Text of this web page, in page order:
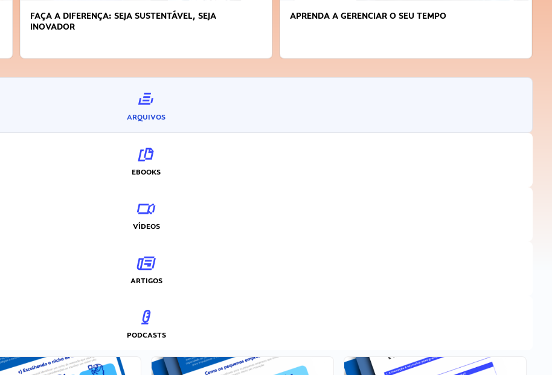
FAÇA A DIFERENÇA: SEJA SUSTENTÁVEL, SEJA
INOVADOR
APRENDA A GERENCIAR O SEU TEMPO
ARQUIVOS
EBOOKS
VÍDEOS
ARTIGOS
PODCASTS